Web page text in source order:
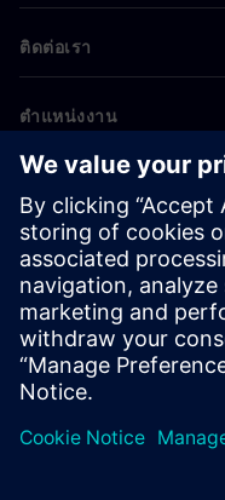
ติดต่อเรา
ตำแหน่งงาน
©Siemens 2026
ข้อมูลองค์กร
ประกาศความเป็นส่วนตัว
ประกาศเกี่ยวกับคุกกี้
เงื่อนไขการใช้งาน